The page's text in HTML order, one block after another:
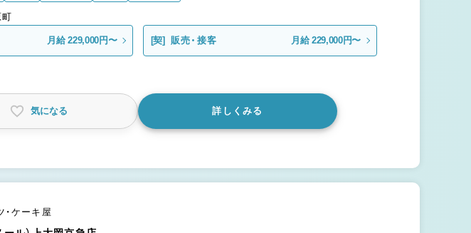
河原町
月給 229,000円〜 [契] 販売・接客 月給 229,000円〜
気になる 詳しくみる
・ケーキ屋